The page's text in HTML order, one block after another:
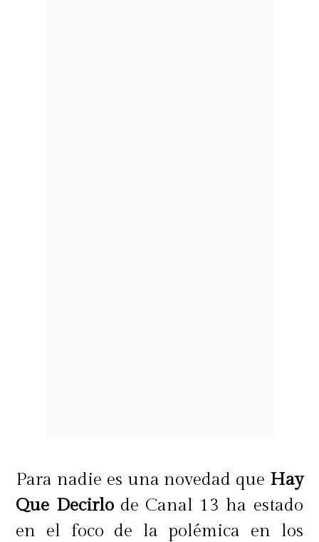
Para nadie es una novedad que Hay
Que Decirlode Canal 13 ha estado
en el foco de la polémica en los